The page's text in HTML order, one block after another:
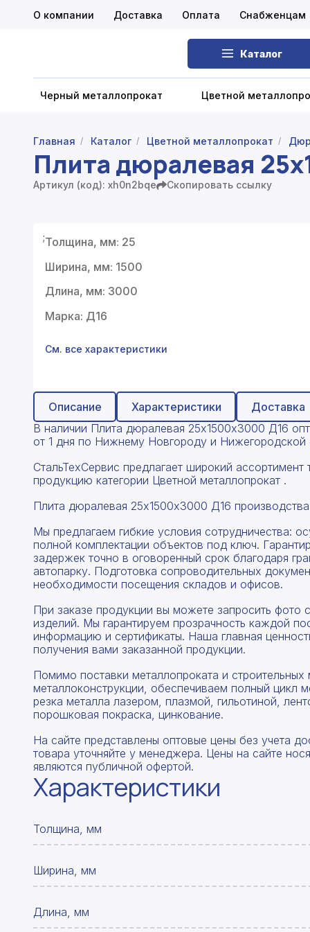
Каталог
Черный металлопрокат Цветной
О компании Доставка Оплата Снабженцам
Черный металлопрокат
Цветной металлопрокат
Профнастил
Композитная арматура
Сайдинг
Главная / Каталог / Цветной металлопрокат /
Плита дюралевая
Артикул (код): xh0n2bqe Скопировать ссылку
;Толщина, мм: 25
Ширина, мм: 1500
Длина, мм: 3000
Марка: Д16
См. все характеристики
Описание Характеристики
Доставка
В наличии Плита дюралевая 25х1500х3000 Д16
от 1 дня по Нижнему Новгороду и
СтальТехСервис предлагает широкий
продукцию категории Цветной металлопрокат .
Плита дюралевая 25х1500х3000 Д16
Мы предлагаем гибкие условия сотрудничества:
полной комплектации объектов под ключ.
задержек точно в оговоренный срок благодаря
автопарку. Подготовка сопроводительных
необходимости посещения складов и офисов.
При заказе продукции вы можете запросить фото
изделий. Мы гарантируем прозрачность каждой
информацию и сертификаты. Наша главная
получения вами заказанной продукции.
Помимо поставки металлопроката и
металлоконструкции, обеспечиваем полный цикл
резка металла лазером, плазмой, гильотиной,
порошковая покраска, цинкование.
На сайте представлены оптовые цены без учета
товара уточняйте у менеджера. Цены на сайте
являются публичной офертой.
Характеристики
Толщина, мм
Ширина, мм
Длина, мм